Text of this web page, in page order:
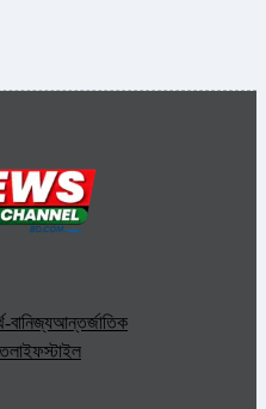
বানিজ্যআন্তর্জাতিক
লাইফস্টাইল